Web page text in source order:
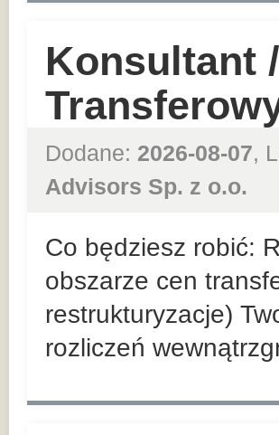
Konsultant
Dodane: 2026-08-07,
Advisors Sp. z o.o.
Co będziesz robić:
obszarze cen
restrukturyzacje)
rozliczeń